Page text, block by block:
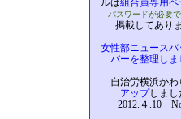
ルは組合員専用ペ
パスワードが必要
掲載してありま
女性部ニュースバ
バーを整理しま
自治労横浜かわ
アップしまし
2012.４.10